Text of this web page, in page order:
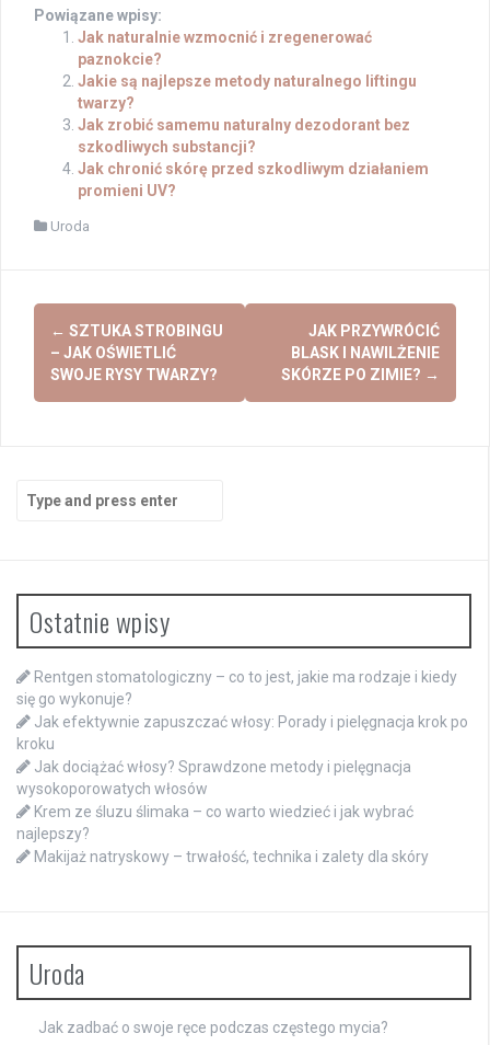
Powiązane wpisy:
Jak naturalnie wzmocnić i zregenerować
paznokcie?
Jakie są najlepsze metody naturalnego liftingu
twarzy?
Jak zrobić samemu naturalny dezodorant bez
szkodliwych substancji?
Jak chronić skórę przed szkodliwym działaniem
promieni UV?
Uroda
Post
navigation
← SZTUKA STROBINGU
– JAK OŚWIETLIĆ
SWOJE RYSY TWARZY?
JAK PRZYWRÓCIĆ
BLASK I NAWILŻENIE
SKÓRZE PO ZIMIE? →
for:
Ostatnie wpisy
Rentgen stomatologiczny – co to jest, jakie ma rodzaje i kiedy
się go wykonuje?
Jak efektywnie zapuszczać włosy: Porady i pielęgnacja krok po
kroku
Jak dociążać włosy? Sprawdzone metody i pielęgnacja
wysokoporowatych włosów
Krem ze śluzu ślimaka – co warto wiedzieć i jak wybrać
najlepszy?
Makijaż natryskowy – trwałość, technika i zalety dla skóry
Uroda
Jak zadbać o swoje ręce podczas częstego mycia?